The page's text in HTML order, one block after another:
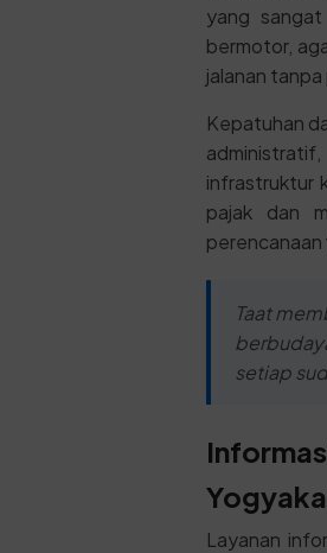
yang
bermotor,
jalanan
Kepatuhan
infrastruktur
pajak dan
perencanaan
Taat
setiap
Layanan